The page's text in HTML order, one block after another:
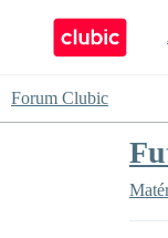
Forum Clubic